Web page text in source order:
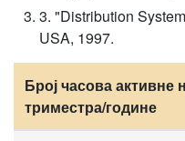
3. "Distribution
USA, 1997.
Број часова
триместра/године